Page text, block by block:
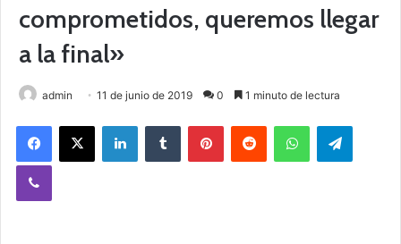
comprometidos, queremos llegar
a la final»
admin 11 de junio de 2019 0 1 minuto de lectura